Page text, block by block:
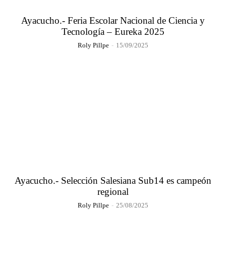
Ayacucho.- Feria Escolar Nacional de Ciencia y
Tecnología – Eureka 2025
Roly Pillpe - 15/09/2025
Ayacucho.- Selección Salesiana Sub14 es campeón
regional
Roly Pillpe - 25/08/2025